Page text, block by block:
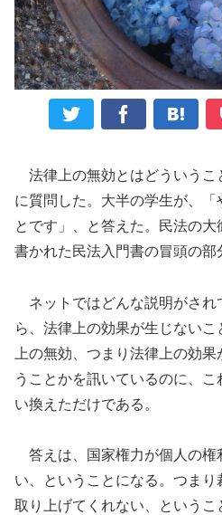
法律上の無効とはどういうこ
に質問した。大半の学生が、「
とです」、と答えた。民法の
書かれた民法入門書の冒頭の部
ネットではどんな説明がされ
ら、法律上の効果が生じない
上の無効、つまり法律上の効
うことかを訊いているのに、
い換えただけである。
答えは、国家権力が個人の権
い、ということになる。つま
取り上げてくれない、というこ